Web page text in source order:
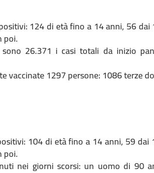
124 di età fino a 14 anni, 56
poi.
26.371 i casi totali da inizio
vaccinate 1297 persone: 1086 terze
104 di età fino a 14 anni, 59
poi.
nei giorni scorsi: un uomo di 90